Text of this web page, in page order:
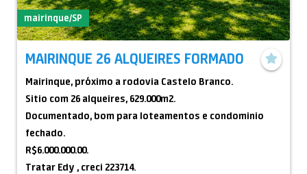
mairinque/SP
MAIRINQUE 26 ALQUEIRES FORMADO
Mairinque, próximo a rodovia Castelo Branco.
Sitio com 26 alqueires, 629.000m2.
Documentado, bom para loteamentos e condominio
fechado.
R$6.000.000.00.
Tratar Edy , creci 223714.